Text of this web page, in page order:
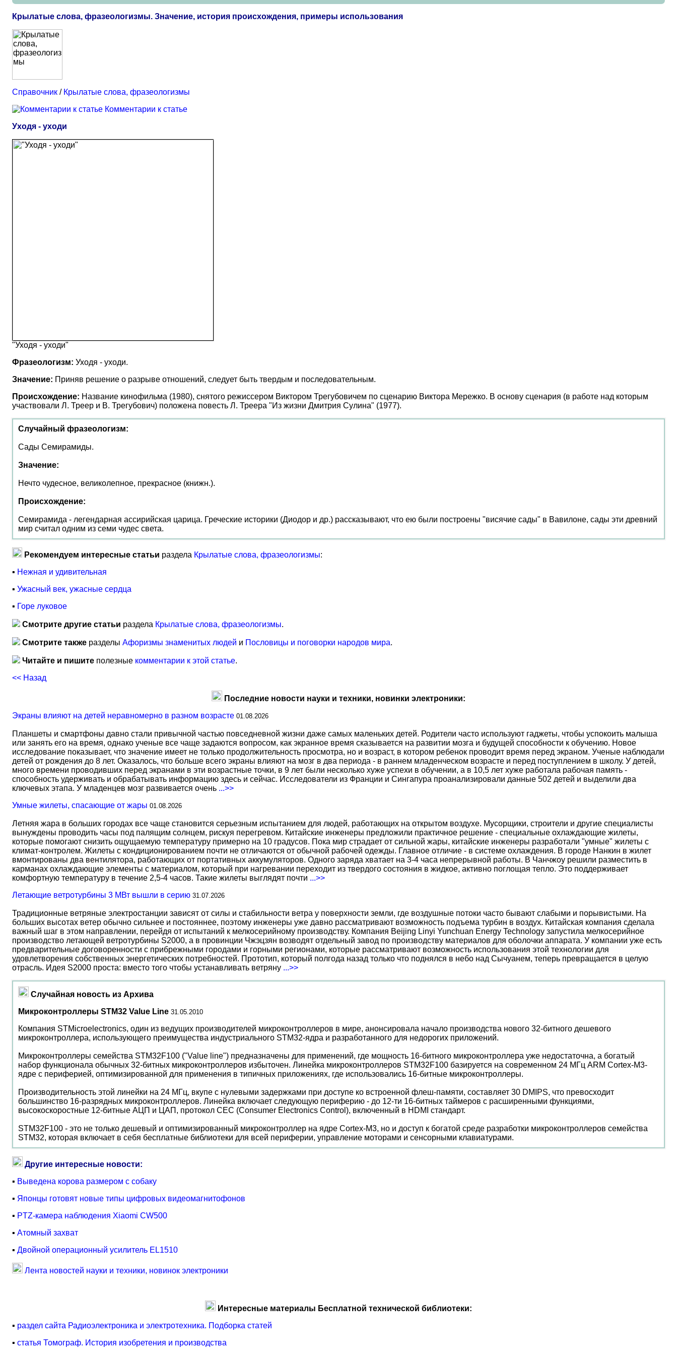
Крылатые слова, фразеологизмы. Значение, история происхождения, примеры использования
Справочник / Крылатые слова, фразеологизмы
Комментарии к статье
Уходя - уходи
"Уходя - уходи"
Фразеологизм: Уходя - уходи.
Значение: Приняв решение о разрыве отношений, следует быть твердым и последовательным.
Происхождение: Название кинофильма (1980), снятого режиссером Виктором Трегубовичем по сценарию Виктора Мережко. В основу сценария (в работе над которым
участвовали Л. Треер и В. Трегубович) положена повесть Л. Треера "Из жизни Дмитрия Сулина" (1977).
Случайный фразеологизм:
Сады Семирамиды.
Значение:
Нечто чудесное, великолепное, прекрасное (книжн.).
Происхождение:
Семирамида - легендарная ассирийская царица. Греческие историки (Диодор и др.) рассказывают, что ею были построены "висячие сады" в Вавилоне, сады эти древний
мир считал одним из семи чудес света.
Рекомендуем интересные статьи раздела Крылатые слова, фразеологизмы:
▪ Нежная и удивительная
▪ Ужасный век, ужасные сердца
▪ Горе луковое
Смотрите другие статьи раздела Крылатые слова, фразеологизмы.
Смотрите также разделы Афоризмы знаменитых людей и Пословицы и поговорки народов мира.
Читайте и пишите полезные комментарии к этой статье.
<< Назад
Последние новости науки и техники, новинки электроники:
Экраны влияют на детей неравномерно в разном возрасте 01.08.2026
Планшеты и смартфоны давно стали привычной частью повседневной жизни даже самых маленьких детей. Родители часто используют гаджеты, чтобы успокоить малыша
или занять его на время, однако ученые все чаще задаются вопросом, как экранное время сказывается на развитии мозга и будущей способности к обучению. Новое
исследование показывает, что значение имеет не только продолжительность просмотра, но и возраст, в котором ребенок проводит время перед экраном. Ученые наблюдали
детей от рождения до 8 лет. Оказалось, что больше всего экраны влияют на мозг в два периода - в раннем младенческом возрасте и перед поступлением в школу. У детей,
много времени проводивших перед экранами в эти возрастные точки, в 9 лет были несколько хуже успехи в обучении, а в 10,5 лет хуже работала рабочая память -
способность удерживать и обрабатывать информацию здесь и сейчас. Исследователи из Франции и Сингапура проанализировали данные 502 детей и выделили два
ключевых этапа. У младенцев мозг развивается очень ...>>
Умные жилеты, спасающие от жары 01.08.2026
Летняя жара в больших городах все чаще становится серьезным испытанием для людей, работающих на открытом воздухе. Мусорщики, строители и другие специалисты
вынуждены проводить часы под палящим солнцем, рискуя перегревом. Китайские инженеры предложили практичное решение - специальные охлаждающие жилеты,
которые помогают снизить ощущаемую температуру примерно на 10 градусов. Пока мир страдает от сильной жары, китайские инженеры разработали "умные" жилеты с
климат-контролем. Жилеты с кондиционированием почти не отличаются от обычной рабочей одежды. Главное отличие - в системе охлаждения. В городе Нанкин в жилет
вмонтированы два вентилятора, работающих от портативных аккумуляторов. Одного заряда хватает на 3-4 часа непрерывной работы. В Чанчжоу решили разместить в
карманах охлаждающие элементы с материалом, который при нагревании переходит из твердого состояния в жидкое, активно поглощая тепло. Это поддерживает
комфортную температуру в течение 2,5-4 часов. Такие жилеты выглядят почти ...>>
Летающие ветротурбины 3 МВт вышли в серию 31.07.2026
Традиционные ветряные электростанции зависят от силы и стабильности ветра у поверхности земли, где воздушные потоки часто бывают слабыми и порывистыми. На
больших высотах ветер обычно сильнее и постояннее, поэтому инженеры уже давно рассматривают возможность подъема турбин в воздух. Китайская компания сделала
важный шаг в этом направлении, перейдя от испытаний к мелкосерийному производству. Компания Beijing Linyi Yunchuan Energy Technology запустила мелкосерийное
производство летающей ветротурбины S2000, а в провинции Чжэцзян возводят отдельный завод по производству материалов для оболочки аппарата. У компании уже есть
предварительные договоренности с прибрежными городами и горными регионами, которые рассматривают возможность использования этой технологии для
удовлетворения собственных энергетических потребностей. Прототип, который полгода назад только что поднялся в небо над Сычуанем, теперь превращается в целую
отрасль. Идея S2000 проста: вместо того чтобы устанавливать ветряну ...>>
Случайная новость из Архива
Микроконтроллеры STM32 Value Line 31.05.2010
Компания STMicroelectronics, один из ведущих производителей микроконтроллеров в мире, анонсировала начало производства нового 32-битного дешевого
микроконтроллера, использующего преимущества индустриального STM32-ядра и разработанного для недорогих приложений.
Микроконтроллеры семейства STM32F100 ("Value line") предназначены для применений, где мощность 16-битного микроконтроллера уже недостаточна, а богатый
набор функционала обычных 32-битных микроконтроллеров избыточен. Линейка микроконтроллеров STM32F100 базируется на современном 24 МГц ARM Cortex-M3-
ядре с периферией, оптимизированной для применения в типичных приложениях, где использовались 16-битные микроконтроллеры.
Производительность этой линейки на 24 МГц, вкупе с нулевыми задержками при доступе ко встроенной флеш-памяти, составляет 30 DMIPS, что превосходит
большинство 16-разрядных микроконтроллеров. Линейка включает следующую периферию - до 12-ти 16-битных таймеров с расширенными функциями,
высокоскоростные 12-битные АЦП и ЦАП, протокол CEC (Consumer Electronics Control), включенный в HDMI стандарт.
STM32F100 - это не только дешевый и оптимизированный микроконтроллер на ядре Cortex-M3, но и доступ к богатой среде разработки микроконтроллеров семейства
STM32, которая включает в себя бесплатные библиотеки для всей периферии, управление моторами и сенсорными клавиатурами.
Другие интересные новости:
▪ Выведена корова размером с собаку
▪ Японцы готовят новые типы цифровых видеомагнитофонов
▪ PTZ-камера наблюдения Xiaomi CW500
▪ Атомный захват
▪ Двойной операционный усилитель EL1510
Лента новостей науки и техники, новинок электроники
Интересные материалы Бесплатной технической библиотеки:
▪ раздел сайта Радиоэлектроника и электротехника. Подборка статей
▪ статья Томограф. История изобретения и производства